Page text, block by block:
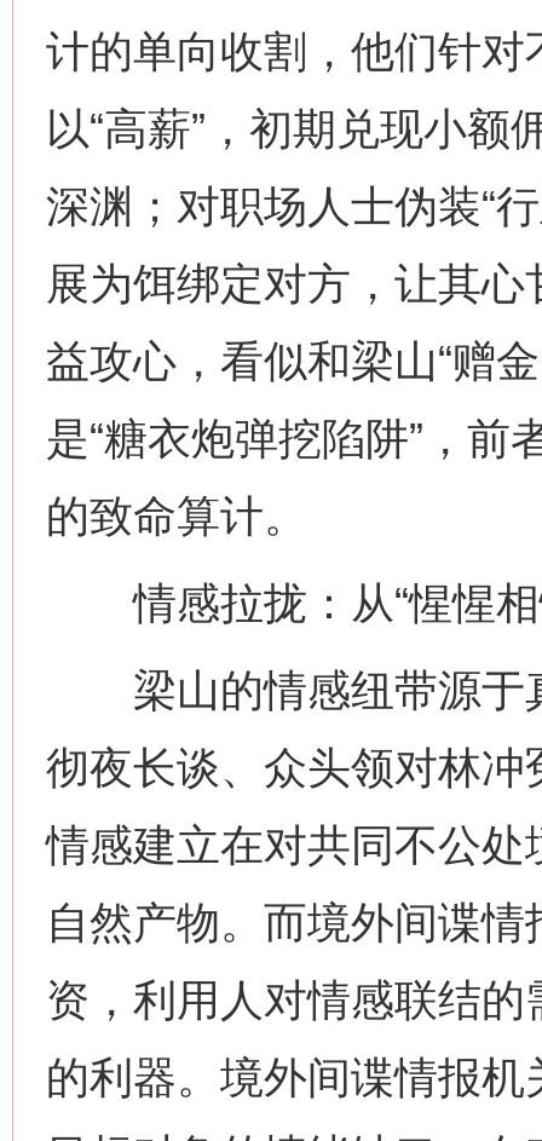
计的单向收割，他们针
以“高薪”，初期兑现小
深渊；对职场人士伪装“
展为饵绑定对方，让其
益攻心，看似和梁山“赠
是“糖衣炮弹挖陷阱”，
的致命算计。
情感拉拢：从“惺惺相
梁山的情感纽带源于
彻夜长谈、众头领对林
情感建立在对共同不公
自然产物。而境外间谍
资，利用人对情感联结的
的利器。境外间谍情报机